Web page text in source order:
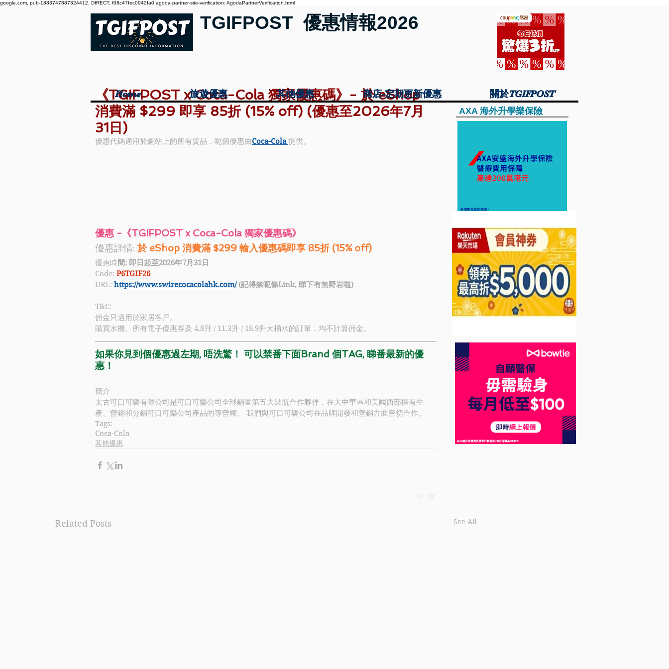
google.com, pub-1883747887324412, DIRECT, f08c47fec0942fa0 agoda-partner-site-verification: AgodaPartnerVerification.html
TGIFPOST 優惠情報2026
Home 旅遊優惠 其他優惠 商店-定期更新優惠 關於TGIFPOST
Home 旅遊優惠 其他優惠 商店-定期更新優惠 關於TGIFPOST
《TGIFPOST x Coca-Cola 獨家優惠碼》- 於 eShop
消費滿 $299 即享 85折 (15% off) (優惠至2026年7月
31日)
優惠代碼適用於網站上的所有貨品，呢個優惠由Coca-Cola 提供。
優惠 -《TGIFPOST x Coca-Cola 獨家優惠碼》
優惠詳情: 於 eShop 消費滿 $299 輸入優惠碼即享 85折 (15% off)
優惠時間: 即日起至2026年7月31日
Code: P6TGIF26
URL: https://www.swirecocacolahk.com/ (記得禁呢條Link, 睇下有無野岩啦)
T&C:
佣金只適用於家居客戶。
購買水機、所有電子優惠券及 4.8升 / 11.3升 / 18.9升大桶水的訂單，均不計算佣金。
如果你見到個優惠過左期, 唔洗驚！ 可以禁番下面Brand 個TAG, 睇番最新的優
惠！
簡介
太古可口可樂有限公司是可口可樂公司全球銷量第五大裝瓶合作夥伴，在大中華區和美國西部擁有生
產、營銷和分銷可口可樂公司產品的專營權。 我們與可口可樂公司在品牌開發和營銷方面密切合作。
Tags:
Coca-Cola
其他優惠
Related Posts See All
AXA 海外升學樂保險